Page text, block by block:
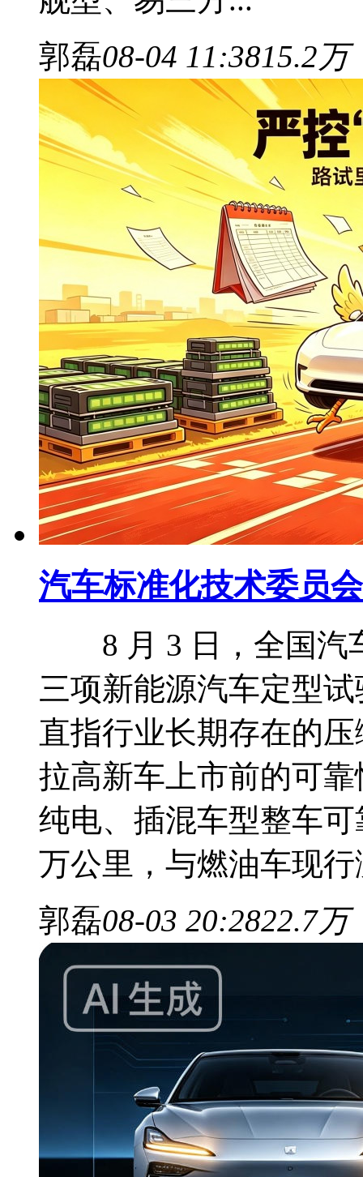
郭磊08-04 11:3815.2万
汽车标准化技术委员
8 月 3 日，全国汽
三项新能源汽车定型
直指行业长期存在的
拉高新车上市前的可
纯电、插混车型整车
万公里，与燃油车现
郭磊08-03 20:2822.7万